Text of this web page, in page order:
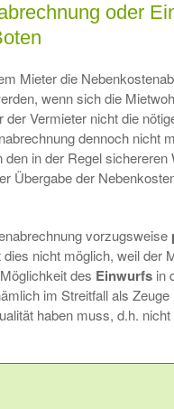
oder
Mieter die
wenn sich die
Vermieter nicht die
dennoch nicht
in der Regel
Übergabe der
vorzugsweise
dies nicht möglich, weil der
des Einwurfs in
im Streitfall als Zeuge
haben muss, d.h.